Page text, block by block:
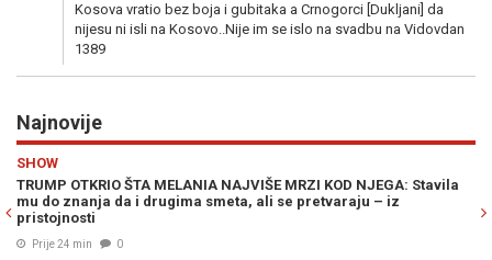
Kosova vratio bez boja i gubitaka a Crnogorci [Dukljani] da
nijesu ni isli na Kosovo..Nije im se islo na svadbu na Vidovdan
1389
Najnovije
SHOW
TRUMP OTKRIO ŠTA MELANIA NAJVIŠE MRZI KOD NJEGA: Stavila
mu do znanja da i drugima smeta, ali se pretvaraju – iz
pristojnosti
Prije 24 min 0